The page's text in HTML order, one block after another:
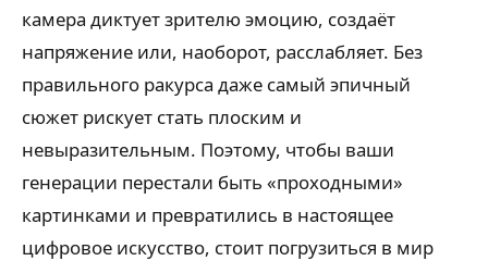
камера диктует зрителю эмоцию, создаёт
напряжение или, наоборот, расслабляет. Без
правильного ракурса даже самый эпичный
сюжет рискует стать плоским и
невыразительным. Поэтому, чтобы ваши
генерации перестали быть «проходными»
картинками и превратились в настоящее
цифровое искусство, стоит погрузиться в мир